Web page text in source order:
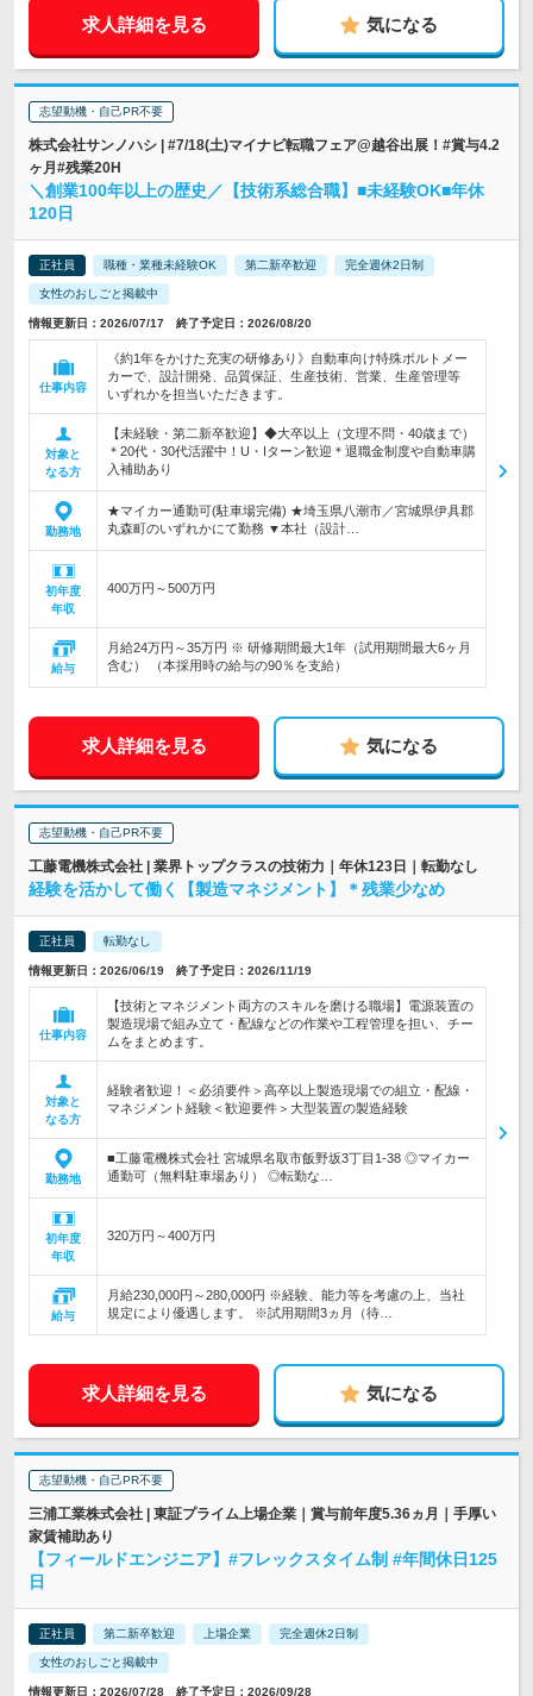
求人詳細を見る 気になる
志望動機・自己PR不要
株式会社サンノハシ | #7/18(土)マイナビ転職フェア@越谷出展！#賞与4.2
ヶ月#残業20H
＼創業100年以上の歴史／【技術系総合職】■未経験OK■年休
120日
正社員 職種・業種未経験OK 第二新卒歓迎 完全週休2日制
女性のおしごと掲載中
情報更新日：2026/07/17 終了予定日：2026/08/20
仕事内容
《約1年をかけた充実の研修あり》自動車向け特殊ボルトメー
カーで、設計開発、品質保証、生産技術、営業、生産管理等
いずれかを担当いただきます。
対象と
なる方
【未経験・第二新卒歓迎】◆大卒以上（文理不問・40歳まで）
＊20代・30代活躍中！U・Iターン歓迎＊退職金制度や自動車購
入補助あり
勤務地
★マイカー通勤可(駐車場完備) ★埼玉県八潮市／宮城県伊具郡
丸森町のいずれかにて勤務 ▼本社（設計…
初年度
年収
400万円～500万円
給与
月給24万円～35万円 ※ 研修期間最大1年（試用期間最大6ヶ月
含む） （本採用時の給与の90％を支給）
求人詳細を見る 気になる
志望動機・自己PR不要
工藤電機株式会社 | 業界トップクラスの技術力｜年休123日｜転勤なし
経験を活かして働く【製造マネジメント】＊残業少なめ
正社員 転勤なし
情報更新日：2026/06/19 終了予定日：2026/11/19
仕事内容
【技術とマネジメント両方のスキルを磨ける職場】電源装置の
製造現場で組み立て・配線などの作業や工程管理を担い、チー
ムをまとめます。
対象と
なる方
経験者歓迎！＜必須要件＞高卒以上製造現場での組立・配線・
マネジメント経験＜歓迎要件＞大型装置の製造経験
勤務地
■工藤電機株式会社 宮城県名取市飯野坂3丁目1‐38 ◎マイカー
通勤可（無料駐車場あり） ◎転勤な…
初年度
年収
320万円～400万円
給与
月給230,000円～280,000円 ※経験、能力等を考慮の上、当社
規定により優遇します。 ※試用期間3ヵ月（待…
求人詳細を見る 気になる
志望動機・自己PR不要
三浦工業株式会社 | 東証プライム上場企業｜賞与前年度5.36ヵ月｜手厚い
家賃補助あり
【フィールドエンジニア】#フレックスタイム制 #年間休日125
日
正社員 第二新卒歓迎 上場企業 完全週休2日制
女性のおしごと掲載中
情報更新日：2026/07/28 終了予定日：2026/09/28